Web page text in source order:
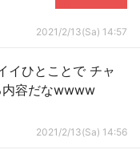
2021/2/13(Sa) 14:57
イひとことで チャ
内容だなwwww
2021/2/13(Sa) 14:56